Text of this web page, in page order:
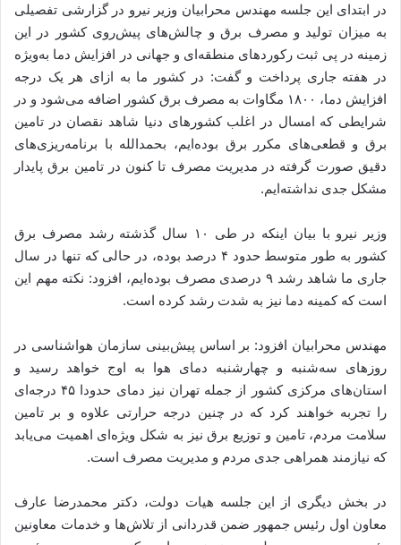
در ابتدای این جلسه مهندس محرابیان وزیر نیرو در گزارشی تفصیلی
به میزان تولید و مصرف برق و چالش‌های پیش‌روی کشور در این
زمینه در پی ثبت رکوردهای منطقه‌ای و جهانی در افزایش دما به‌ویژه
در هفته جاری پرداخت و گفت‌: در کشور ما به ازای هر یک درجه
افزایش دما، ۱۸۰۰ مگاوات به مصرف برق کشور اضافه می‌شود و در
شرایطی که امسال در اغلب کشورهای دنیا شاهد نقصان در تامین
برق و قطعی‌های مکرر برق بوده‌ایم، بحمدالله با برنامه‌ریزی‌های
دقیق صورت گرفته در مدیریت مصرف تا کنون در تامین برق پایدار
مشکل جدی نداشته‌ایم.
وزیر نیرو با بیان اینکه در طی ۱۰ سال گذشته رشد مصرف برق
کشور به طور متوسط حدود ۴ درصد بوده، در حالی که تنها در سال
جاری ما شاهد رشد ۹ درصدی مصرف بوده‌ایم، افزود‌: نکته مهم این
است که کمینه دما نیز به شدت رشد کرده است.
مهندس محرابیان افزود: ‌بر اساس پیش‌بینی سازمان هواشناسی در
روزهای سه‌شنبه و چهارشنبه دمای هوا به اوج خواهد رسید و
استان‌های مرکزی کشور از جمله تهران نیز دمای حدودا ۴۵ درجه‌ای
را تجربه خواهند کرد که در چنین درجه حرارتی علاوه و بر تامین
سلامت مردم، تامین و توزیع برق نیز به شکل ویژه‌ای اهمیت می‌یابد
که نیازمند همراهی جدی مردم و مدیریت مصرف است.
در بخش دیگری از این جلسه هیات دولت، دکتر محمدرضا عارف
معاون اول رئیس جمهور ضمن قدردانی از تلاش‌ها و خدمات معاونین